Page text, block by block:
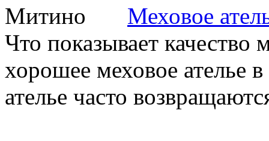
Меховое
Что показывает качество
хорошее меховое ателье
ателье часто